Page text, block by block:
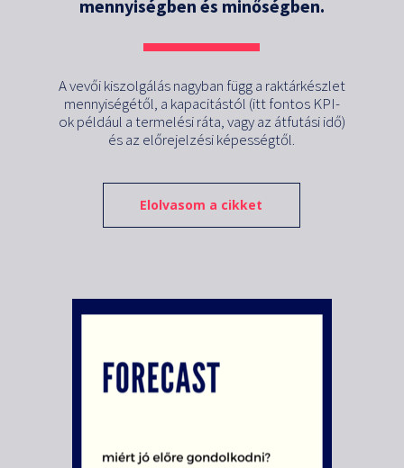
mennyiségben és minőségben.
A vevői kiszolgálás nagyban függ a raktárkészlet
mennyiségétől, a kapacitástól (itt fontos KPI-
ok például a termelési ráta, vagy az átfutási idő)
és az előrejelzési képességtől.
Elolvasom a cikket